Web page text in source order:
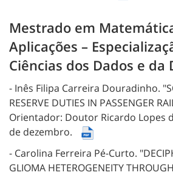
Mestrado em
Aplicações –
Ciências dos Dados e da
- Inês Filipa Carreira Douradinho.
RESERVE DUTIES IN PASSENGER
Orientador: Doutor Ricardo Lopes
de dezembro.
- Carolina Ferreira Pé-Curto.
GLIOMA HETEROGENEITY